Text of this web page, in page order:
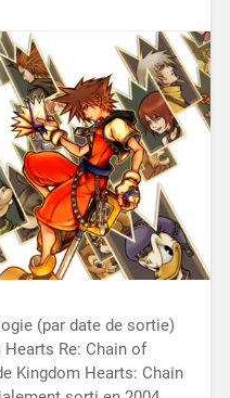
(par date de sortie)
Re: Chain of
Kingdom Hearts: Chain